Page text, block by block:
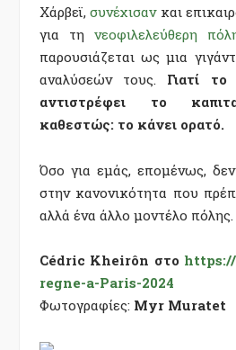
Χάρβεϊ,συνέχισανκαι
για τη νεοφιλελεύθερη
παρουσιάζεται ως μια
αναλύσεών τους. Γιατί
αντιστρέφει το
καθεστώς: το κάνει ορατό.
Όσο για εμάς, επομένως,
στην κανονικότητα που
αλλά ένα άλλο μοντέλο πόλης.
Cédric Kheirôn στο
regne-a-Paris-2024
Φωτογραφίες: Myr Muratet